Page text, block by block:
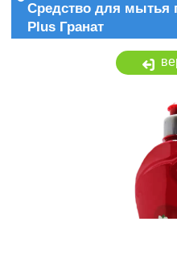
Средство для мытья
Plus Гранат